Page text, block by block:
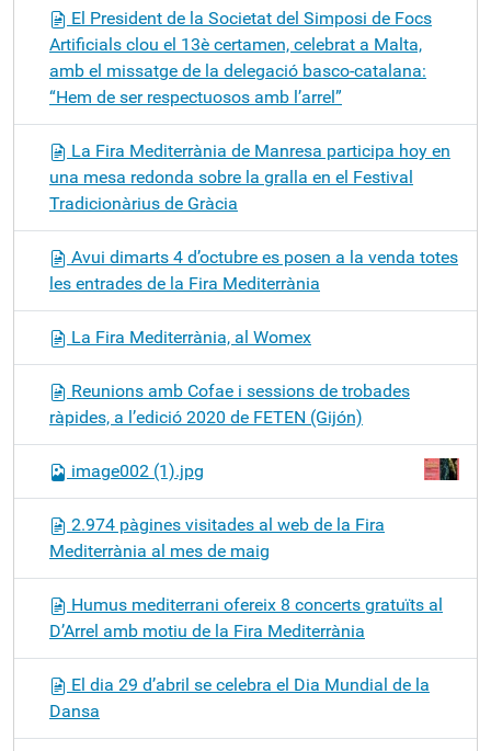
El President de la Societat del Simposi de Focs
Artificials clou el 13è certamen, celebrat a Malta,
amb el missatge de la delegació basco-catalana:
“Hem de ser respectuosos amb l’arrel”
La Fira Mediterrània de Manresa participa hoy en
una mesa redonda sobre la gralla en el Festival
Tradicionàrius de Gràcia
Avui dimarts 4 d’octubre es posen a la venda totes
les entrades de la Fira Mediterrània
La Fira Mediterrània, al Womex
Reunions amb Cofae i sessions de trobades
ràpides, a l’edició 2020 de FETEN (Gijón)
image002 (1).jpg
2.974 pàgines visitades al web de la Fira
Mediterrània al mes de maig
Humus mediterrani ofereix 8 concerts gratuïts al
D’Arrel amb motiu de la Fira Mediterrània
El dia 29 d’abril se celebra el Dia Mundial de la
Dansa